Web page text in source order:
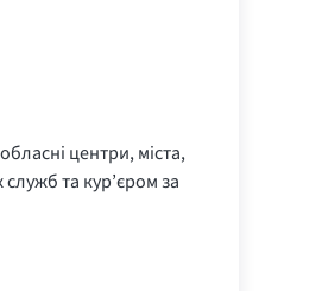
центри, міста,
та кур’єром за